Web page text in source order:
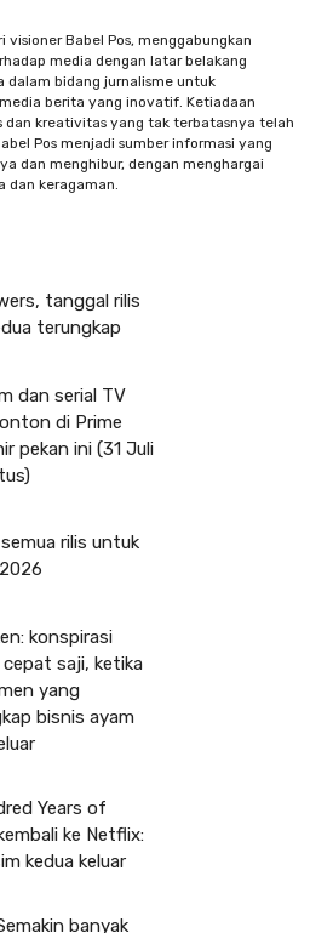
visioner Babel Pos, menggabungkan
media dengan latar belakang
dalam bidang jurnalisme untuk
berita yang inovatif. Ketiadaan
kreativitas yang tak terbatasnya telah
Pos menjadi sumber informasi yang
dan menghibur, dengan menghargai
dan keragaman.
tanggal rilis
terungkap
dan serial TV
di Prime
pekan ini (31 Juli
rilis untuk
konspirasi
cepat saji, ketika
yang
bisnis ayam
Years of
ke Netflix:
kedua keluar
banyak